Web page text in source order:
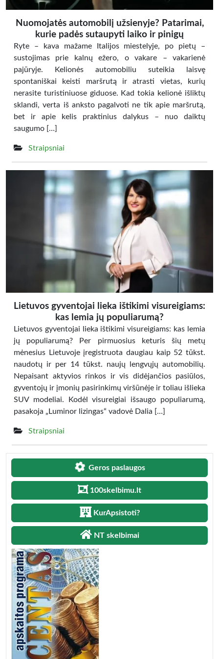
Nuomojatės automobilį užsienyje? Patarimai,
kurie padės sutaupyti laiko ir pinigų
Ryte – kava mažame Italijos miestelyje, po pietų –
sustojimas prie kalnų ežero, o vakare – vakarienė
pajūryje. Kelionės automobiliu suteikia laisvę
spontaniškai keisti maršrutą ir atrasti vietas, kurių
nerasite turistiniuose giduose. Kad tokia kelionė išliktų
sklandi, verta iš anksto pagalvoti ne tik apie maršrutą,
bet ir apie kelis praktinius dalykus – nuo daiktų
saugumo […]
Straipsniai
Lietuvos gyventojai lieka ištikimi visureigiams:
kas lemia jų populiarumą?
Lietuvos gyventojai lieka ištikimi visureigiams: kas lemia
jų populiarumą? Per pirmuosius keturis šių metų
mėnesius Lietuvoje įregistruota daugiau kaip 52 tūkst.
naudotų ir per 14 tūkst. naujų lengvųjų automobilių.
Nepaisant aktyvios rinkos ir vis didėjančios pasiūlos,
gyventojų ir įmonių pasirinkimų viršūnėje ir toliau išlieka
SUV modeliai. Kodėl visureigiai išsaugo populiarumą,
pasakoja „Luminor lizingas“ vadovė Dalia […]
Straipsniai
Geros paslaugos
100skelbimu.lt
KurApsistoti?
NT skelbimai